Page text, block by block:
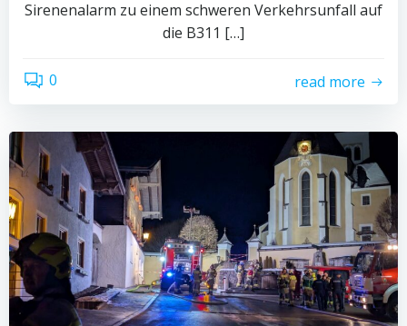
Sirenenalarm zu einem schweren Verkehrsunfall auf
die B311 […]
0 read more